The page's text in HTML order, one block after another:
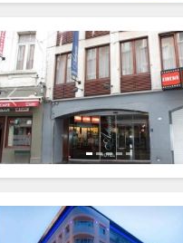
Indietro